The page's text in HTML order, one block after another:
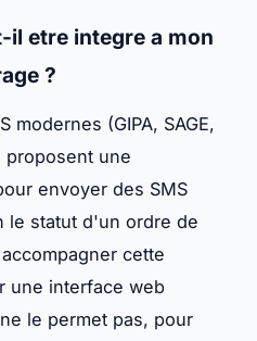
il etre integre a mon
?
modernes (GIPA, SAGE,
proposent une
envoyer des SMS
le statut d'un ordre de
cette
une interface web
le permet pas, pour